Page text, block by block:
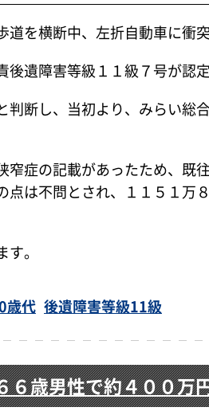
を横断中、左折自動車に衝
遺障害等級１１級７号が認定
判断し、当初より、みらい総
窄症の記載があったため、既
点は不問とされ、１１５１万
。
歳代 後遺障害等級11級
６歳男性で約４００万